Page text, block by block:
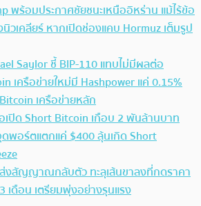
พร้อมประกาศชัยชนะเหนืออิหร่าน แม้ไร้ข้อ
วเคลียร์ หากเปิดช่องแคบ Hormuz เต็มรูป
Saylor ชี้ BIP-110 แทบไม่มีผลต่อ
เครือข่ายใหม่มี Hashpower แค่ 0.15%
เครือข่ายหลัก
เปิด Short Bitcoin เกือบ 2 พันล้านบาท
พอร์ตแตกแค่ $400 ลุ้นเกิด Short
งสัญญาณกลับตัว ทะลุเส้นขาลงที่กดราคา
เดือน เตรียมพุ่งอย่างรุนแรง